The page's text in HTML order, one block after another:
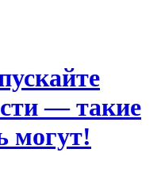
— такие
могут!